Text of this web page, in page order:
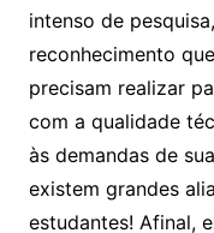
intenso de
reconhecimento
precisam realizar
com a qualidade
às demandas de
existem grandes
estudantes! Afinal,